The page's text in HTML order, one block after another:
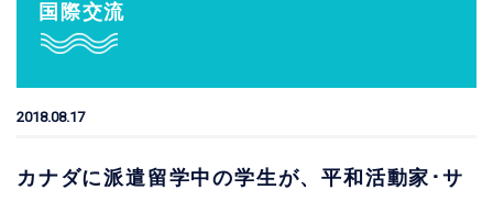
国際交流
2018.08.17
カナダに派遣留学中の学生が、平和活動家･サ